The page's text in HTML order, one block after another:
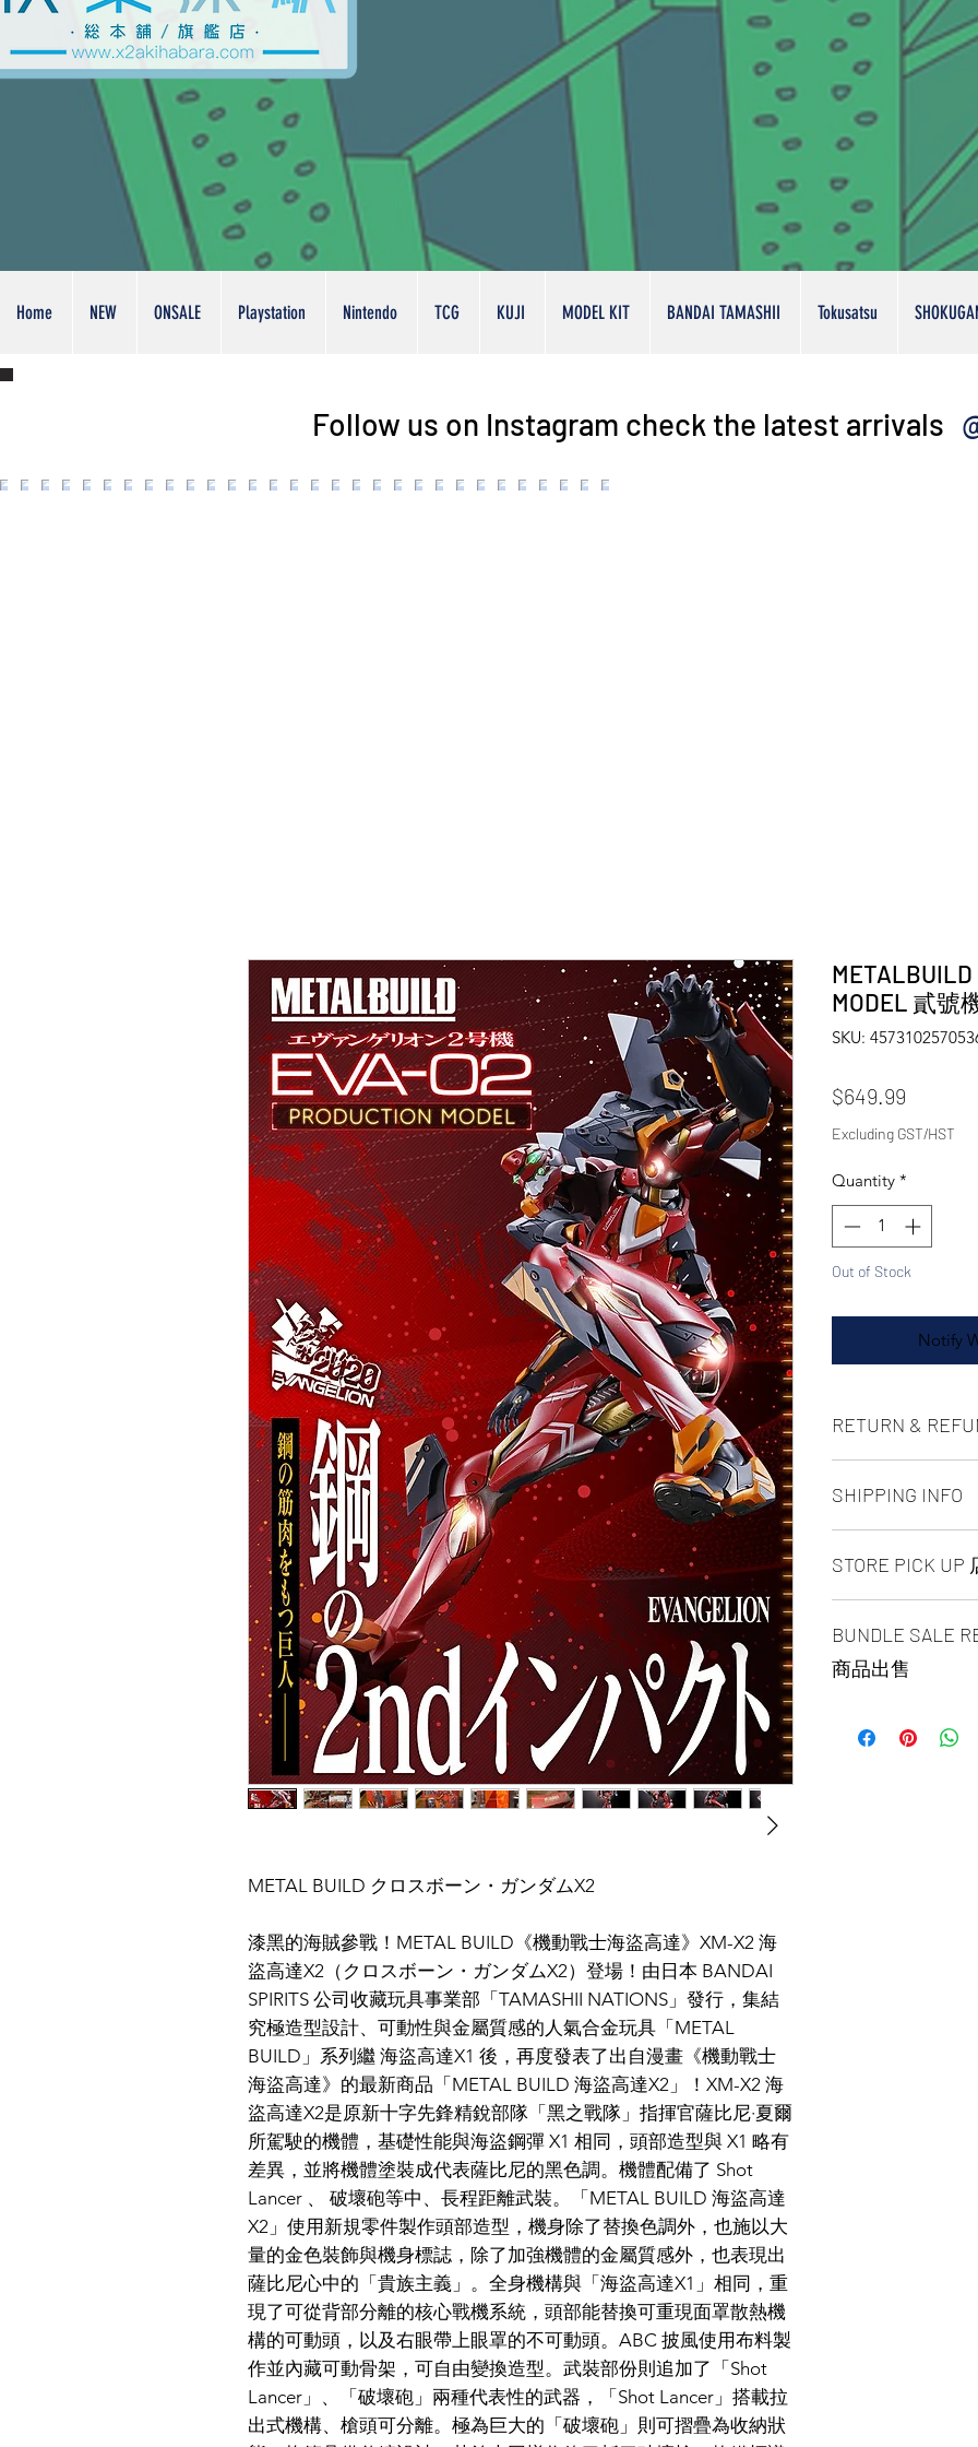
Home NEW ONSALE Playstation Nintendo TCG KUJI MODEL KIT BANDAI TAMASHII Tokusatsu
Follow us on Instagram check the latest arrivals
METAL BUILD クロスボーン・ガンダムX2
漆黑的海賊參戰！METAL BUILD《機動戰士海盜高達》XM-X2 海
盜高達X2（クロスボーン・ガンダムX2）登場！由日本 BANDAI
SPIRITS 公司收藏玩具事業部「TAMASHII NATIONS」發行，集結
究極造型設計、可動性與金屬質感的人氣合金玩具「METAL
BUILD」系列繼 海盜高達X1 後，再度發表了出自漫畫《機動戰士
海盜高達》的最新商品「METAL BUILD 海盜高達X2」！XM-X2 海
盜高達X2是原新十字先鋒精銳部隊「黑之戰隊」指揮官薩比尼·夏爾
所駕駛的機體，基礎性能與海盜鋼彈 X1 相同，頭部造型與 X1 略有
差異，並將機體塗裝成代表薩比尼的黑色調。機體配備了 Shot
Lancer 、 破壞砲等中、長程距離武裝。「METAL BUILD 海盜高達
X2」使用新規零件製作頭部造型，機身除了替換色調外，也施以大
量的金色裝飾與機身標誌，除了加強機體的金屬質感外，也表現出
薩比尼心中的「貴族主義」。全身機構與「海盜高達X1」相同，重
現了可從背部分離的核心戰機系統，頭部能替換可重現面罩散熱機
構的可動頭，以及右眼帶上眼罩的不可動頭。ABC 披風使用布料製
作並內藏可動骨架，可自由變換造型。武裝部份則追加了「Shot
Lancer」、「破壞砲」兩種代表性的武器，「Shot Lancer」搭載拉
出式機構、槍頭可分離。極為巨大的「破壞砲」則可摺疊為收納狀
METALBUILD
MODEL 貳號
SKU:
$649.99
Excluding GST/HST
Quantity *
Out of Stock
Notify
RETURN &
NO REFUND OR
SHIPPING INFO
days ）
If you want select
contact us via
facebook or
our delivery
STORE PICK UP
same day pick up
before 6:00pm
arrange to next
location is our
BUNDLE SALE
商品出售
($29.99/EACH)